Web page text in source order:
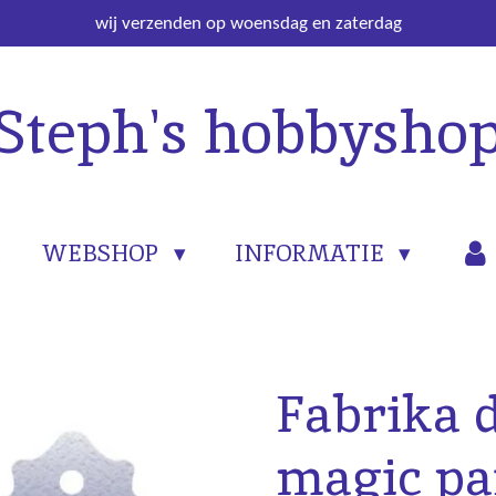
wij verzenden op woensdag en zaterdag
WEBSHOP INFORMATIE
Fabrika
magic